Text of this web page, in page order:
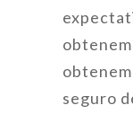
seguro